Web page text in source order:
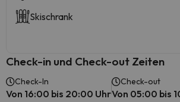
Skischrank
Check-in und Check-out Zeiten
Check-In
Von 16:00 bis 20:00 Uhr
Check-out
Von 05:00 bis